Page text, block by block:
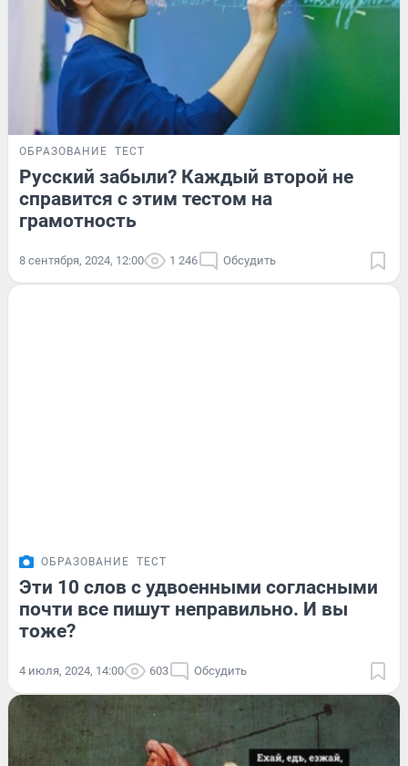
ОБРАЗОВАНИЕ ТЕСТ
Русский забыли? Каждый второй не
справится с этим тестом на
грамотность
8 сентября, 2024, 12:00 1 246 Обсудить
ОБРАЗОВАНИЕ ТЕСТ
Эти 10 слов с удвоенными согласными
почти все пишут неправильно. И вы
тоже?
4 июля, 2024, 14:00 603 Обсудить